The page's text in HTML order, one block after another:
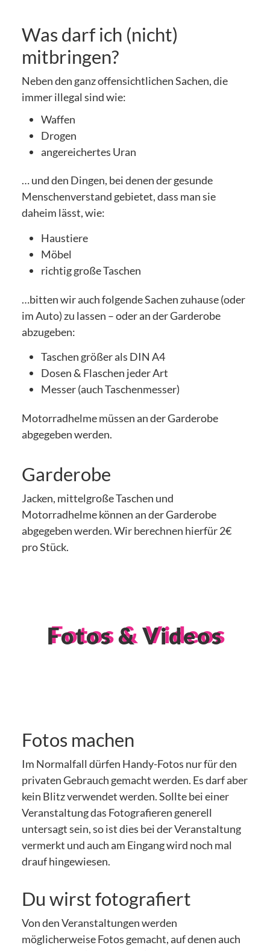
Was darf ich (nicht)
mitbringen?
Neben den ganz offensichtlichen Sachen, die
immer illegal sind wie:
Waffen
Drogen
angereichertes Uran
… und den Dingen, bei denen der gesunde
Menschenverstand gebietet, dass man sie
daheim lässt, wie:
Haustiere
Möbel
richtig große Taschen
…bitten wir auch folgende Sachen zuhause (oder
im Auto) zu lassen – oder an der Garderobe
abzugeben:
Taschen größer als DIN A4
Dosen & Flaschen jeder Art
Messer (auch Taschenmesser)
Motorradhelme müssen an der Garderobe
abgegeben werden.
Garderobe
Jacken, mittelgroße Taschen und
Motorradhelme können an der Garderobe
abgegeben werden. Wir berechnen hierfür 2€
pro Stück.
Fotos & Videos
Fotos machen
Im Normalfall dürfen Handy-Fotos nur für den
privaten Gebrauch gemacht werden. Es darf aber
kein Blitz verwendet werden. Sollte bei einer
Veranstaltung das Fotografieren generell
untersagt sein, so ist dies bei der Veranstaltung
vermerkt und auch am Eingang wird noch mal
drauf hingewiesen.
Du wirst fotografiert
Von den Veranstaltungen werden
möglicherweise Fotos gemacht, auf denen auch